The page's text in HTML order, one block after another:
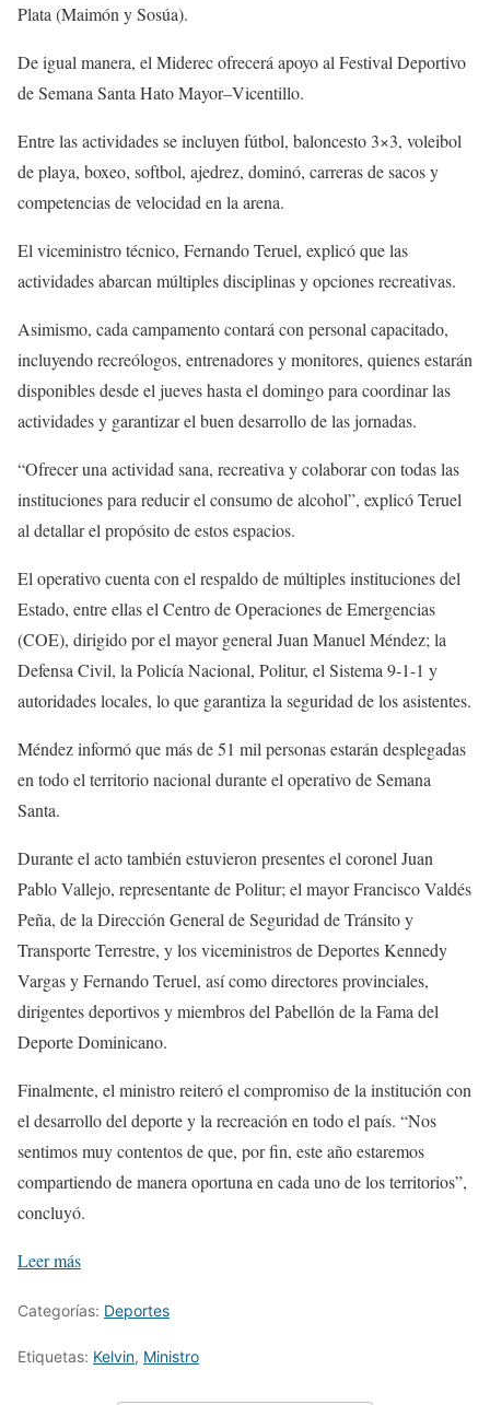
Plata (Maimón y Sosúa).
De igual manera, el Miderec ofrecerá apoyo al Festival Deportivo
de Semana Santa Hato Mayor–Vicentillo.
Entre las actividades se incluyen fútbol, baloncesto 3×3, voleibol
de playa, boxeo, softbol, ajedrez, dominó, carreras de sacos y
competencias de velocidad en la arena.
El viceministro técnico, Fernando Teruel, explicó que las
actividades abarcan múltiples disciplinas y opciones recreativas.
Asimismo, cada campamento contará con personal capacitado,
incluyendo recreólogos, entrenadores y monitores, quienes estarán
disponibles desde el jueves hasta el domingo para coordinar las
actividades y garantizar el buen desarrollo de las jornadas.
“Ofrecer una actividad sana, recreativa y colaborar con todas las
instituciones para reducir el consumo de alcohol”, explicó Teruel
al detallar el propósito de estos espacios.
El operativo cuenta con el respaldo de múltiples instituciones del
Estado, entre ellas el Centro de Operaciones de Emergencias
(COE), dirigido por el mayor general Juan Manuel Méndez; la
Defensa Civil, la Policía Nacional, Politur, el Sistema 9-1-1 y
autoridades locales, lo que garantiza la seguridad de los asistentes.
Méndez informó que más de 51 mil personas estarán desplegadas
en todo el territorio nacional durante el operativo de Semana
Santa.
Durante el acto también estuvieron presentes el coronel Juan
Pablo Vallejo, representante de Politur; el mayor Francisco Valdés
Peña, de la Dirección General de Seguridad de Tránsito y
Transporte Terrestre, y los viceministros de Deportes Kennedy
Vargas y Fernando Teruel, así como directores provinciales,
dirigentes deportivos y miembros del Pabellón de la Fama del
Deporte Dominicano.
Finalmente, el ministro reiteró el compromiso de la institución con
el desarrollo del deporte y la recreación en todo el país. “Nos
sentimos muy contentos de que, por fin, este año estaremos
compartiendo de manera oportuna en cada uno de los territorios”,
concluyó.
Leer más
Categorías: Deportes
Etiquetas: Kelvin, Ministro